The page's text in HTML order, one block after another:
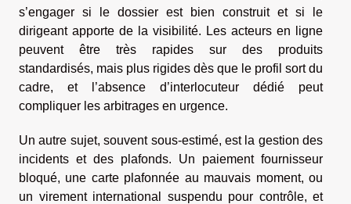
s’engager si le dossier est bien construit et si le
dirigeant apporte de la visibilité. Les acteurs en ligne
peuvent être très rapides sur des produits
standardisés, mais plus rigides dès que le profil sort du
cadre, et l’absence d’interlocuteur dédié peut
compliquer les arbitrages en urgence.
Un autre sujet, souvent sous-estimé, est la gestion des
incidents et des plafonds. Un paiement fournisseur
bloqué, une carte plafonnée au mauvais moment, ou
un virement international suspendu pour contrôle, et